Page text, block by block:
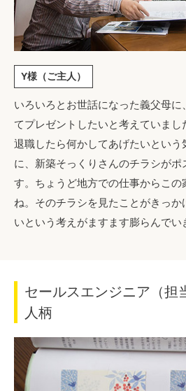
Y様（ご主人）
いろいろとお世話になった義父母に
てプレゼントしたいと考えていま
退職したら何かしてあげたいとい
に、新築そっくりさんのチラシが
す。ちょうど地方での仕事からこの
ね。そのチラシを見たことがきっか
いという考えがますます膨らんでい
セールスエンジニア（担
人柄